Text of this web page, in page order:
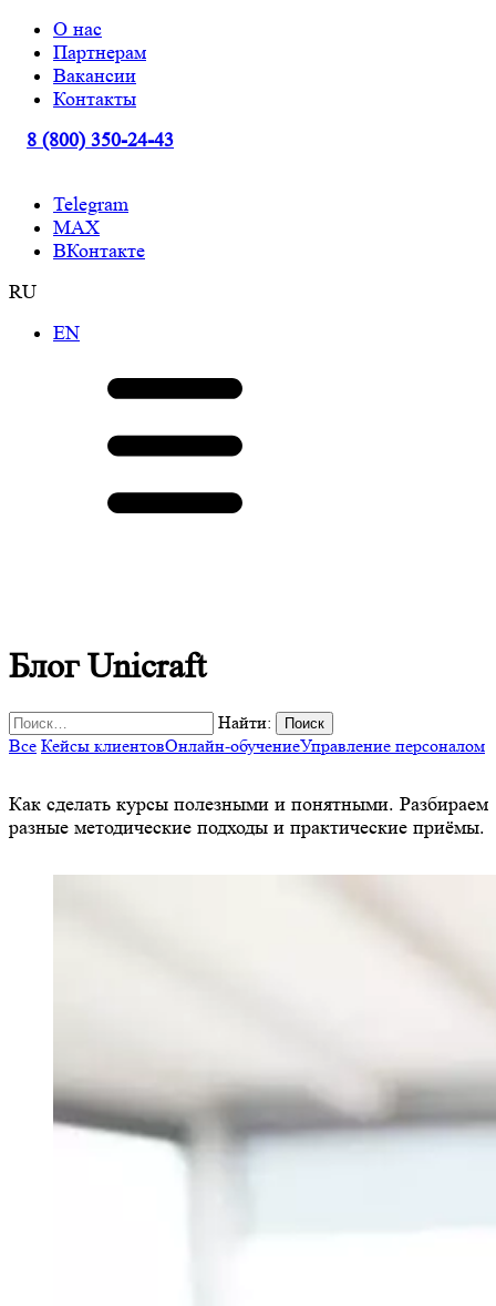
О нас
Партнерам
Вакансии
Контакты
8 (800) 350-24-43
Telegram
МАХ
ВКонтакте
RU
EN
Блог Unicraft
Найти:
Все Кейсы клиентовОнлайн-обучениеУправление персоналом
Как сделать курсы полезными и понятными. Разбираем
разные методические подходы и практические приёмы.